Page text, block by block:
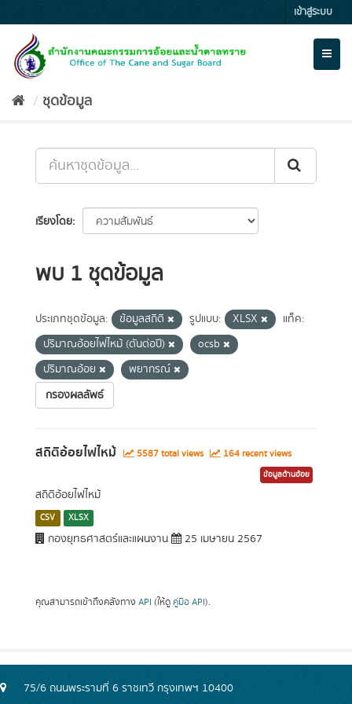
to
content
เข้าสู่ระบบ
ชุดข้อมูล
เรียงโดย
พบ 1 ชุดข้อมูล
ประเภทชุดข้อมูล: ข้อมูลสถิติ รูปแบบ: XLSX
แท็ค:
ปริมาณอ้อยไฟไหม้ (ตันต่อปี)
ocsb
ปริมาณอ้อย
พยากรณ์
กรองผลลัพธ์
สถิติอ้อยไฟไหม้ 5587 total views 164 recent views
ข้อมูลด้านอ้อย
สถิติอ้อยไฟไหม้
CSV XLSX
กองยุทธศาสตร์และแผนงาน 25 เมษายน 2567
คุณสามารถเข้าถึงคลังทาง API (ให้ดู คู่มือ API).
75/6 ถนนพระรามที่ 6 ราชเทวี กรุงเทพฯ 10400